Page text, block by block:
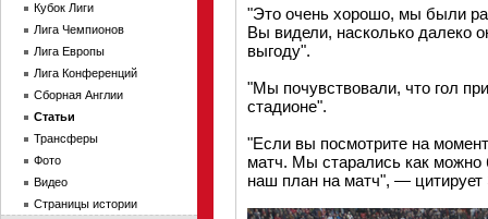
"Это очень хорошо, мы были
Вы видели, насколько далеко
выгоду".
"Мы почувствовали, что гол
стадионе".
"Если вы посмотрите на
матч. Мы старались как можно
наш план на матч", — цитирует
Кубок Лиги
Лига Чемпионов
Лига Европы
Лига Конференций
Сборная Англии
Статьи
Трансферы
Фото
Видео
Страницы истории